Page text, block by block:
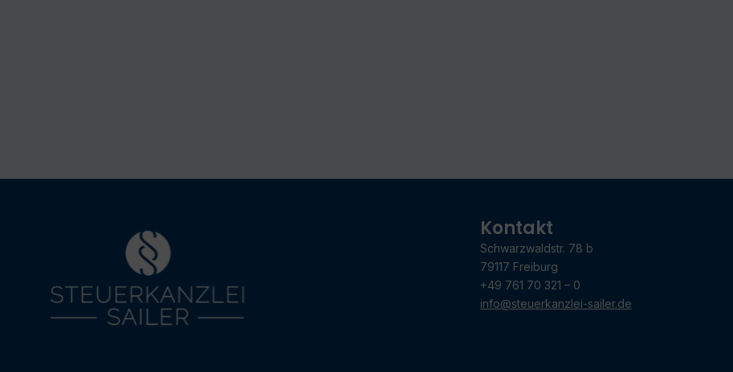
Kontakt
Schwarzwaldstr. 78 b
79117 Freiburg
+49 761 70 321 – 0
info@steuerkanzlei-sailer.de